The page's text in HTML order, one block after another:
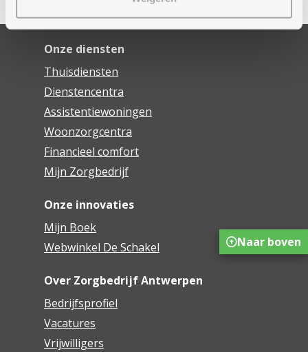
Onze diensten
Thuisdiensten
Dienstencentra
Assistentiewoningen
Woonzorgcentra
Financieel comfort
Mijn Zorgbedrijf
Onze innovaties
Mijn Boek
Webwinkel De Schakel
Over Zorgbedrijf Antwerpen
Bedrijfsprofiel
Vacatures
Vrijwilligers
Naar boven